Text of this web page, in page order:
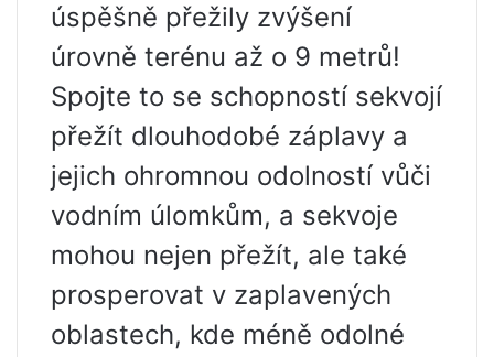
úspěšně přežily zvýšení
úrovně terénu až o 9 metrů!
Spojte to se schopností sekvojí
přežít dlouhodobé záplavy a
jejich ohromnou odolností vůči
vodním úlomkům, a sekvoje
mohou nejen přežít, ale také
prosperovat v zaplavených
oblastech, kde méně odolné